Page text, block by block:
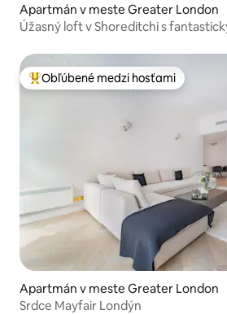
Apartmán v meste Greater London
Úžasný loft v Shoreditchi s
Najobľúbenejšie medzi hosťami
Obľúbené medzi hosťami
Apartmán v meste Greater London
Srdce Mayfair Londýn